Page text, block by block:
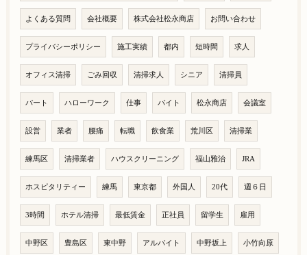
よくある質問 会社概要 株式会社松永商店 お問い合わせ
プライバシーポリシー 施工実績 都内 短時間 求人
オフィス清掃 ごみ回収 清掃求人 シニア 清掃員
パート ハローワーク 仕事 バイト 松永商店 会議室
設営 業者 腰痛 転職 飲食業 荒川区 清掃業
練馬区 清掃業者 ハウスクリーニング 福山雅治 JRA
ホスピタリティー 練馬 東京都 外国人 20代 週６日
3時間 ホテル清掃 最低賃金 正社員 留学生 雇用
中野区 豊島区 東中野 アルバイト 中野坂上 小竹向原